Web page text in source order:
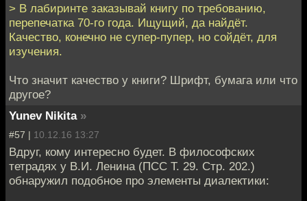
> В лабиринте заказывай книгу по требованию,
перепечатка 70-го года. Ищущий, да найдёт.
Качество, конечно не супер-пупер, но сойдёт, для
изучения.
Что значит качество у книги? Шрифт, бумага или что
другое?
Yunev Nikita »
#57 | 10.12.16 13:27
Вдруг, кому интересно будет. В философских
тетрадях у В.И. Ленина (ПСС Т. 29. Стр. 202.)
обнаружил подобное про элементы диалектики: